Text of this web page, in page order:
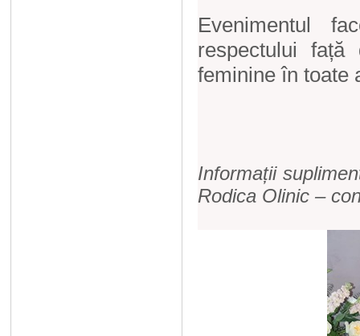
Evenimentul
respectului
feminine în toate
Informații
Rodica Olinic –